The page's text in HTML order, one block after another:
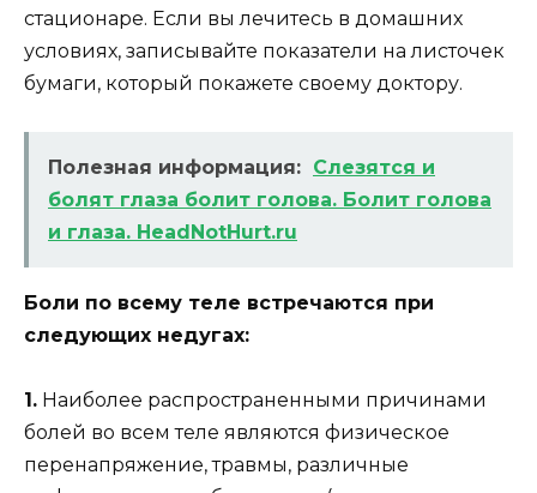
стационаре. Если вы лечитесь в домашних
условиях, записывайте показатели на листочек
бумаги, который покажете своему доктору.
Полезная информация: Слезятся и
болят глаза болит голова. Болит голова
и глаза. HeadNotHurt.ru
Боли по всему теле встречаются при
следующих недугах:
1. Наиболее распространенными причинами
болей во всем теле являются физическое
перенапряжение, травмы, различные